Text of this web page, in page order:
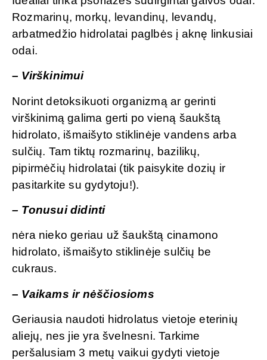
Rozmarinų, morkų, levandinų, levandų,
arbatmedžio hidrolatai paglbės į aknę linkusiai
odai.
– Virškinimui
Norint detoksikuoti organizmą ar gerinti
virškinimą galima gerti po vieną šaukštą
hidrolato, išmaišyto stiklinėje vandens arba
sulčių. Tam tiktų rozmarinų, bazilikų,
pipirmėčių hidrolatai (tik paisykite dozių ir
pasitarkite su gydytoju!).
– Tonusui didinti
nėra nieko geriau už šaukštą cinamono
hidrolato, išmaišyto stiklinėje sulčių be
cukraus.
– Vaikams ir nėščiosioms
Geriausia naudoti hidrolatus vietoje eterinių
aliejų, nes jie yra švelnesni. Tarkime
peršalusiam 3 metų vaikui gydyti vietoje